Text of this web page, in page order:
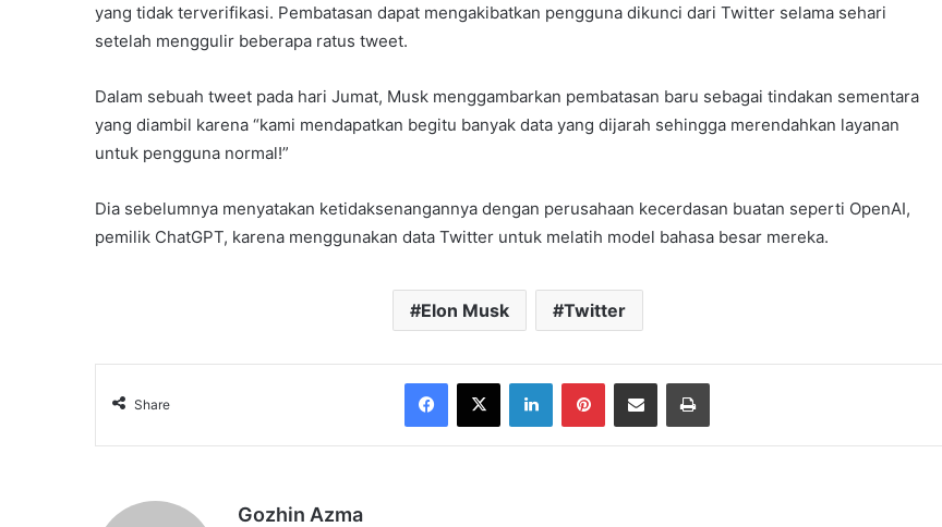
yang tidak terverifikasi. Pembatasan dapat mengakibatkan pengguna dikunci dari Twitter selama sehari
setelah menggulir beberapa ratus tweet.
Dalam sebuah tweet pada hari Jumat, Musk menggambarkan pembatasan baru sebagai tindakan sementara
yang diambil karena “kami mendapatkan begitu banyak data yang dijarah sehingga merendahkan layanan
untuk pengguna normal!”
Dia sebelumnya menyatakan ketidaksenangannya dengan perusahaan kecerdasan buatan seperti OpenAI,
pemilik ChatGPT, karena menggunakan data Twitter untuk melatih model bahasa besar mereka.
Elon Musk Twitter
Share
Facebook
X LinkedInPinterestShare via Email Print
Gozhin Azma